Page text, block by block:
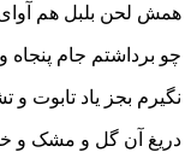
همش لحن بلبل هم
چو برداشتم جام
نگیرم بجز یاد تابوت و
دریغ آن گل و مشک و